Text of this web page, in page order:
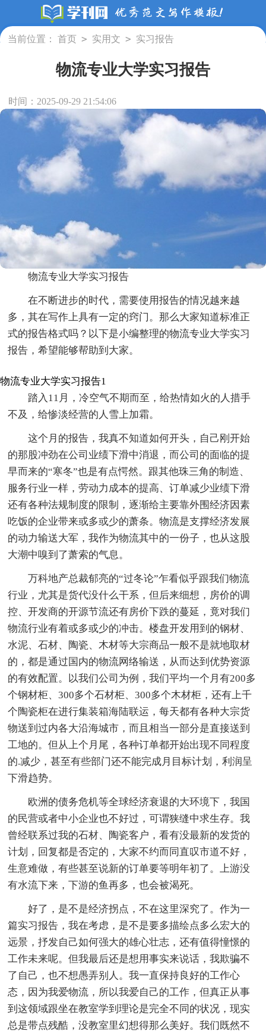
当前位置： 首页 > 实用文 > 实习报告
物流专业大学实习报告
时间：2025-09-29 21:54:06
物流专业大学实习报告
在不断进步的时代，需要使用报告的情况越来越
多，其在写作上具有一定的窍门。那么大家知道标准正
式的报告格式吗？以下是小编整理的物流专业大学实习
报告，希望能够帮助到大家。
物流专业大学实习报告1
踏入11月，冷空气不期而至，给热情如火的人措手
不及，给惨淡经营的人雪上加霜。
这个月的报告，我真不知道如何开头，自己刚开始
的那股冲劲在公司业绩下滑中消退，而公司的面临的提
早而来的“寒冬”也是有点愕然。跟其他珠三角的制造、
服务行业一样，劳动力成本的提高、订单减少业绩下滑
还有各种法规制度的限制，逐渐给主要靠外围经济因素
吃饭的企业带来或多或少的萧条。物流是支撑经济发展
的动力输送大军，我作为物流其中的一份子，也从这股
大潮中嗅到了萧索的气息。
万科地产总裁郁亮的“过冬论”乍看似乎跟我们物流
行业，尤其是货代没什么干系，但后来细想，房价的调
控、开发商的开源节流还有房价下跌的蔓延，竟对我们
物流行业有着或多或少的冲击。楼盘开发用到的钢材、
水泥、石材、陶瓷、木材等大宗商品一般不是就地取材
的，都是通过国内的物流网络输送，从而达到优势资源
的有效配置。以我们公司为例，我们平均一个月有200多
个钢材柜、300多个石材柜、300多个木材柜，还有上千
个陶瓷柜在进行集装箱海陆联运，每天都有各种大宗货
物送到过内各大沿海城市，而且相当一部分是直接送到
工地的。但从上个月尾，各种订单都开始出现不同程度
的.减少，甚至有些部门还不能完成月目标计划，利润呈
下滑趋势。
欧洲的债务危机等全球经济衰退的大环境下，我国
的民营或者中小企业也不好过，可谓狭缝中求生存。我
曾经联系过我的石材、陶瓷客户，看有没最新的发货的
计划，回复都是否定的，大家不约而同直叹市道不好，
生意难做，有些甚至说新的订单要等明年初了。上游没
有水流下来，下游的鱼再多，也会被渴死。
好了，是不是经济拐点，不在这里深究了。作为一
篇实习报告，我在考虑，是不是要多描绘点多么宏大的
远景，抒发自己如何强大的雄心壮志，还有值得憧憬的
工作未来呢。但我最后还是想用事实来说话，我欺骗不
了自己，也不想愚弄别人。我一直保持良好的工作心
态，因为我爱物流，所以我爱自己的工作，但真正从事
到这领域跟坐在教室学到理论是完全不同的状况，现实
总是带点残酷，没教室里幻想得那么美好。我们既然不